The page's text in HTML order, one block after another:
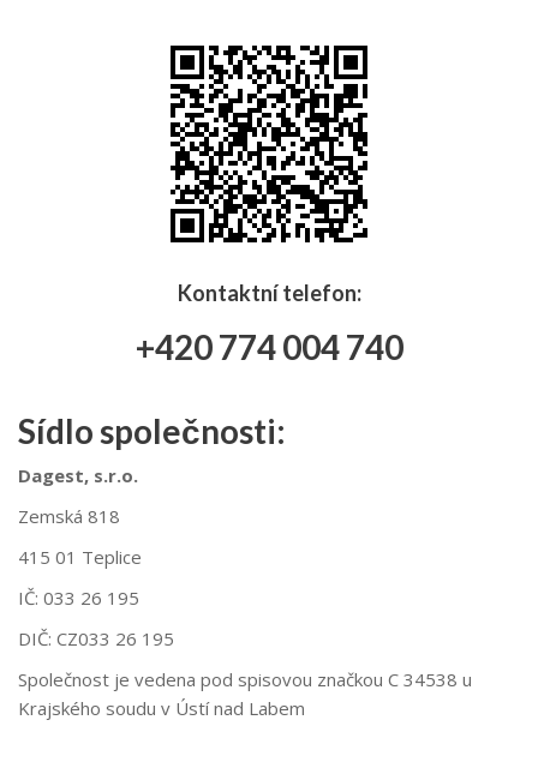
Kontaktní telefon:
+420 774 004 740
Sídlo společnosti:
Dagest, s.r.o.
Zemská 818
415 01 Teplice
IČ: 033 26 195
DIČ: CZ033 26 195
Společnost je vedena pod spisovou značkou C 34538 u
Krajského soudu v Ústí nad Labem